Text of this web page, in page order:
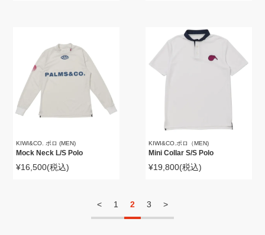
KIWI&CO. ポロ (MEN)
Mock Neck L/S Polo
¥16,500(税込)
KIWI&CO.ポロ（MEN)
Mini Collar S/S Polo
¥19,800(税込)
< 1 2 3 >